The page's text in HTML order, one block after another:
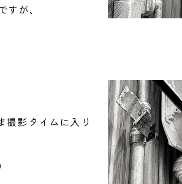
が、
影タイムに入り